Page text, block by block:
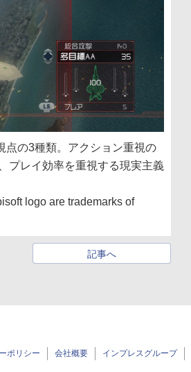
点の3種類。アクション重視の
プレイ効率を重視する現実主義
logo are trademarks of
記事へ
ポリシー 会社概要 インプレスグループ